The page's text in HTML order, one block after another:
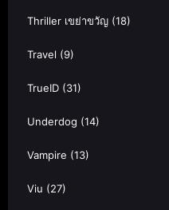
Thriller เขย่าขวัญ (18)
Travel (9)
TrueID (31)
Underdog (14)
Vampire (13)
Viu (27)